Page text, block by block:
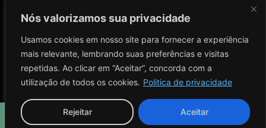
Nós valorizamos sua privacidade
Usamos cookies em nosso site para fornecer a experiência
mais relevante, lembrando suas preferências e visitas
repetidas. Ao clicar em “Aceitar”, concorda com a
utilização de todos os cookies. Politica de privacidade
Rejeitar Aceitar
El King Colecionáveis CNPJ: 41.702.965/0001-03